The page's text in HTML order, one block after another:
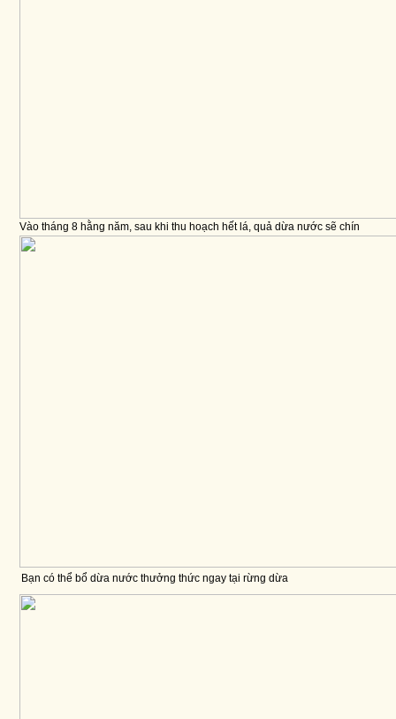
Vào tháng 8 hằng năm, sau khi thu hoạch hết lá, quả dừa nước sẽ chín
Bạn có thể bổ dừa nước thưởng thức ngay tại rừng dừa